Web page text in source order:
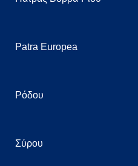
Patra Europea
Ρόδου
Σύρου